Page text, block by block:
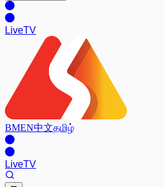
LiveTV
BMEN中文தமிழ்
LiveTV